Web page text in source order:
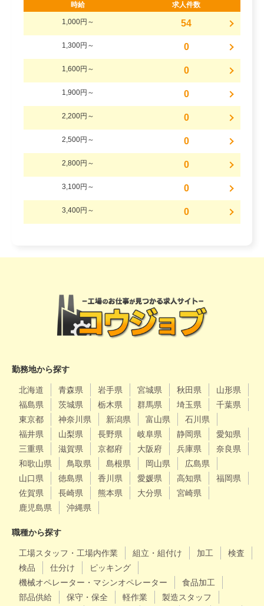
時給 求人件数
1,000円～ 54
1,300円～ 0
1,600円～ 0
1,900円～ 0
2,200円～ 0
2,500円～ 0
2,800円～ 0
3,100円～ 0
3,400円～ 0
勤務地から探す
北海道 青森県 岩手県 宮城県 秋田県
山形県
福島県
茨城県 栃木県 群馬県 埼玉県
千葉県
東京都
神奈川県 新潟県 富山県
石川県
福井県
山梨県 長野県 岐阜県 静岡県
愛知県
三重県
滋賀県 京都府 大阪府 兵庫県
奈良県
和歌山県
鳥取県 島根県 岡山県
広島県
山口県
徳島県 香川県 愛媛県 高知県
福岡県
佐賀県
長崎県 熊本県 大分県
宮崎県
鹿児島県
沖縄県
職種から探す
工場スタッフ・工場内作業 組立・組付け 加工
検査
検品
仕分け
ピッキング
機械オペレーター・マシンオペレーター
食品加工
部品供給
保守・保全 軽作業
製造スタッフ